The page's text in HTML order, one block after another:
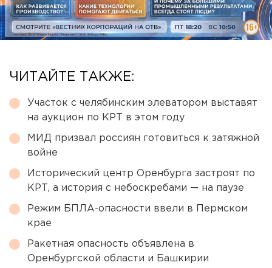
ЧИТАЙТЕ ТАКЖЕ:
Участок с челябинским элеватором выставят
на аукцион по КРТ в этом году
МИД призвал россиян готовиться к затяжной
войне
Исторический центр Оренбурга застроят по
КРТ, а история с небоскребами — на паузе
Режим БПЛА-опасности ввели в Пермском
крае
Ракетная опасность объявлена в
Оренбургской области и Башкирии